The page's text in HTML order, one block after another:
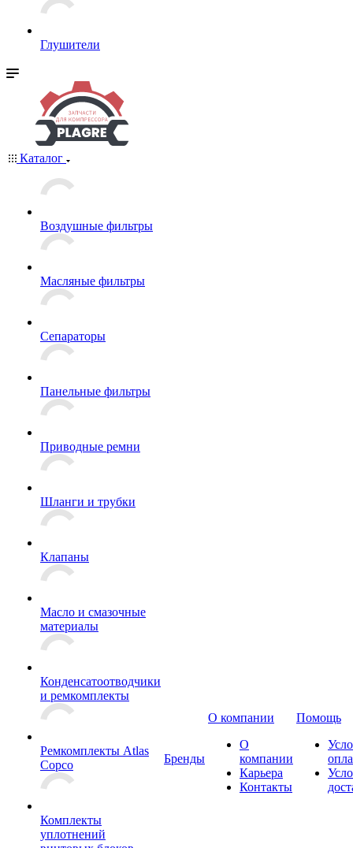
Глушители
Каталог
Воздушные фильтры
Масляные фильтры
Сепараторы
Панельные фильтры
Приводные ремни
Шланги и трубки
Клапаны
Масло и смазочные
материалы
Конденсатоотводчики
и ремкомплекты
Ремкомплекты Atlas
Copco
Комплекты
уплотнений
Бренды
О компании
О
компании
Карьера
Контакты
Помощь